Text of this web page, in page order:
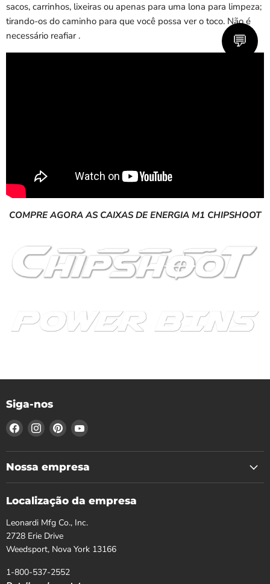
sacos, carrinhos, lixeiras ou apenas para uma lona para limpeza;
tirando-os do caminho para que você possa ver o toco. Não é
necessário reafiar.
COMPRE AGORA AS CAIXAS DE ENERGIA M1 CHIPSHOOT
Siga-nos
Encontre-
nos
no
Facebook
Encontre-
nos
no
Instagram
Encontre-
nos
no
Pinterest
Encontre-
no
YouTube
Nossa empresa
Localização da empresa
Leonardi Mfg Co., Inc.
2728 Erie Drive
Weedsport, Nova York 13166
1-800-537-2552
💬